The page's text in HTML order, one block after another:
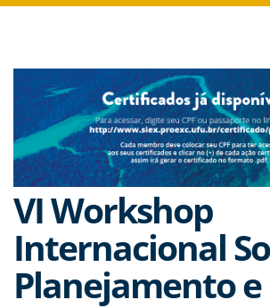
VI Workshop
Internacional
Planejamento e